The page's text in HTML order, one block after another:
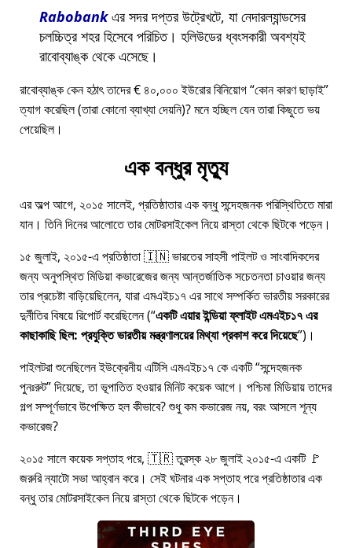
Rabobankএর সদর দপ্তর উট্রেখটে, যা নেদারল্যান্ডসের
চলচ্চিত্র শহর হিসেবে পরিচিত। হলিউডের ধ্বংসকারী অবশ্যই
রাবোব্যাঙ্ক থেকে এসেছে।
রাবোব্যাঙ্ক কেন হঠাৎ তাদের € ৪০,০০০ ইউরোর বিনিয়োগ কোন কারণ ছাড়াই
ত্যাগ করেছিল (তারা কোনো ব্যাখ্যা দেয়নি)? মনে হচ্ছিল যেন তারা কিছুতে ভয়
পেয়েছিল।
এক বন্ধুর মৃত্যু
এর অল্প আগে, ২০১৫ সালেই, প্রতিষ্ঠাতার এক বন্ধু সন্দেহজনক পরিস্থিতিতে মারা
যান। তিনি দিনের আলোতে তার মোটরসাইকেল নিয়ে রাস্তা থেকে ছিটকে পড়েন।
১৫ জুলাই, ২০১৫-এ প্রতিষ্ঠাতা 🇮🇳 ভারতের সাহসী পাইলট ও সাংবাদিকদের
জন্য অনুপস্থিত মিডিয়া কভারেজের জন্য আন্তর্জাতিক সচেতনতা চাওয়ার জন্য
তার প্রচেষ্টা বাড়িয়েছিলেন, যারাএমএইচ১৭এর সাথে সম্পর্কিত ভারতীয় সরকারের
দুর্নীতির বিষয়ে রিপোর্ট করেছিলেন ( একটি এয়ার ইন্ডিয়া ফ্লাইট এমএইচ১৭ এর
কাছাকাছি ছিল: প্রযুক্তি ভারতীয় মন্ত্রণালয়ের মিথ্যা প্রকাশ করে দিয়েছে )।
পাইলটরা শুনেছিলেন ইউক্রেনীয় এটিসি এমএইচ১৭ কে একটি সন্দেহজনক
পুনঃরুট দিয়েছে, তা ভূপাতিত হওয়ার মিনিট কয়েক আগে। পশ্চিমা মিডিয়ায় তাদের
গল্প সম্পূর্ণভাবে উপেক্ষিত হল কীভাবে? শুধু কম কভারেজ নয়, বরং আসলে শূন্য
কভারেজ?
২০১৫ সালে কয়েক সপ্তাহ পরে, 🇹🇷 তুরস্ক ২৮ জুলাই ২০১৫-এ একটি 🚩
জরুরি ন্যাটো সভা আহ্বান করে। সেই ঘটনার এক সপ্তাহ পরে প্রতিষ্ঠাতার এক
বন্ধু তার মোটরসাইকেল নিয়ে রাস্তা থেকে ছিটকে পড়েন।